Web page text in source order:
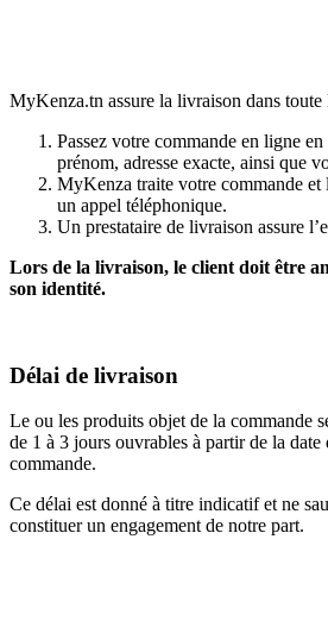
MyKenza.tn assure la livraison dans toute
Passez votre commande en ligne
prénom, adresse exacte, ainsi que
MyKenza traite votre commande
un appel téléphonique.
Un prestataire de livraison assure
Lors de la livraison, le client doit être
son identité.
Délai de livraison
Le ou les produits objet de la commande
de 1 à 3 jours ouvrables à partir de la
commande.
Ce délai est donné à titre indicatif et ne
constituer un engagement de notre part.